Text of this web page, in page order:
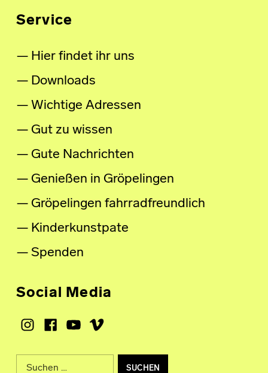
Service
Hier findet ihr uns
Downloads
Wichtige Adressen
Gut zu wissen
Gute Nachrichten
Genießen in Gröpelingen
Gröpelingen fahrradfreundlich
Kinderkunstpate
Spenden
Social Media
Instagram
Facebook
Youtube
Vimeo
Suche nach: